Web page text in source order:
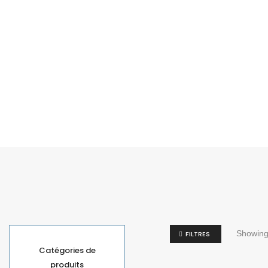
FILTRES
Catégories de
produits